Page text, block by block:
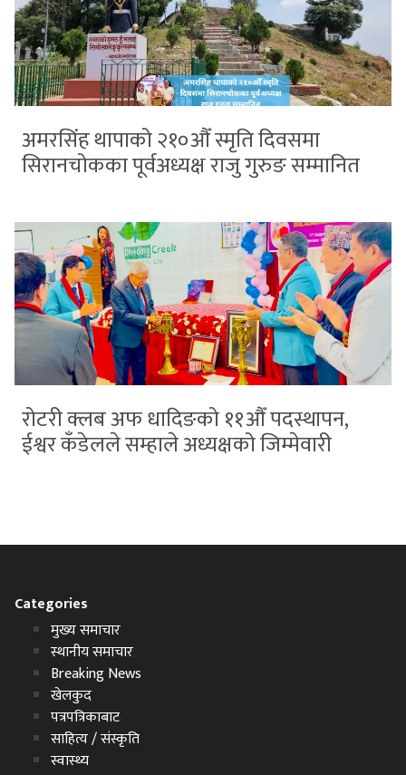
अमरसिंह थापाको २१०औँ स्मृति दिवसमा
सिरानचोकका पूर्वअध्यक्ष राजु गुरुङ सम्मानित
रोटरी क्लब अफ धादिङको ११औँ पदस्थापन,
ईश्वर कँडेलले सम्हाले अध्यक्षको जिम्मेवारी
Categories
मुख्य समाचार
स्थानीय समाचार
Breaking News
खेलकुद
पत्रपत्रिकाबाट
साहित्य / संस्कृति
स्वास्थ्य